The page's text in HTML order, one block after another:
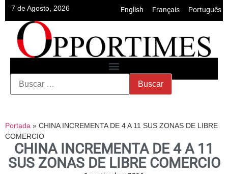
7 de Agosto, 2026 English Français Português
Portada » CHINA INCREMENTA DE 4 A 11 SUS ZONAS DE LIBRE
COMERCIO
CHINA INCREMENTA DE 4 A 11
SUS ZONAS DE LIBRE COMERCIO